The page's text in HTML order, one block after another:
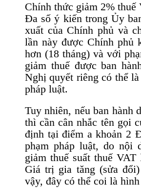
Chính thức giảm 2% thuế
Đa số ý kiến trong Ủy
xuất của Chính phủ và
lần này được Chính phủ
hơn (18 tháng) và với
giảm thuế được ban
Nghị quyết riêng có thể
pháp luật.
Tuy nhiên, nếu ban hành
thì cần cân nhắc tên gọi
định tại điểm a khoản 2
phạm pháp luật, do nội
giảm thuế suất thuế
Giá trị gia tăng (sửa
vậy, đây có thể coi là